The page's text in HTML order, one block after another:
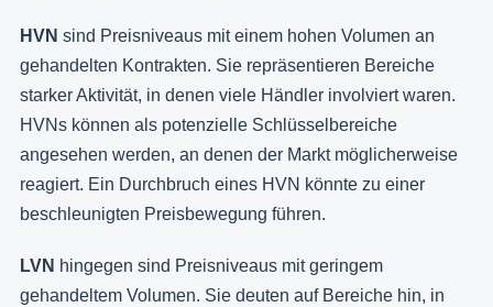
HVN sind Preisniveaus mit einem hohen Volumen an
gehandelten Kontrakten. Sie repräsentieren Bereiche
starker Aktivität, in denen viele Händler involviert waren.
HVNs können als potenzielle Schlüsselbereiche
angesehen werden, an denen der Markt möglicherweise
reagiert. Ein Durchbruch eines HVN könnte zu einer
beschleunigten Preisbewegung führen.
LVN hingegen sind Preisniveaus mit geringem
gehandeltem Volumen. Sie deuten auf Bereiche hin, in